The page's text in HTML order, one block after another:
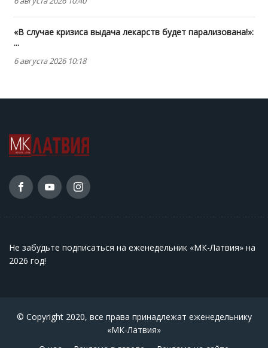
«В случае кризиса выдача лекарств будет парализована!»:
...
6 августа 2026 10:18
Не забудьте подписаться на еженедельник «МК-Латвия» на
2026 год!
© Copyright 2020, все права принадлежат еженедельнику
«МК-Латвия»